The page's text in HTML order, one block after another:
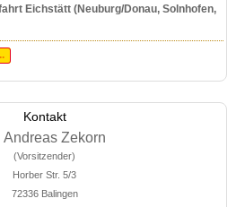
Eichstätt (Neuburg/Donau, Solnhofen,
Kontakt
Andreas Zekorn
(Vorsitzender)
Horber Str. 5/3
72336 Balingen